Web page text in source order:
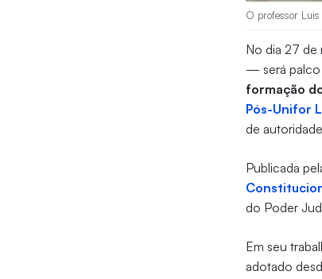
O professor
No dia 27 de
— será palco
formação
Pós-Unifor
de
Publicada
do Poder
Em seu
adotado